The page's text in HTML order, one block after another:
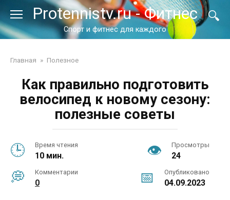
контенту
Protennistv.ru - Фитнес
Спорт и фитнес для каждого
Главная » Полезное
Как правильно подготовить
велосипед к новому сезону:
полезные советы
Время чтения
10 мин.
Просмотры
24
Комментарии
0
Опубликовано
04.09.2023